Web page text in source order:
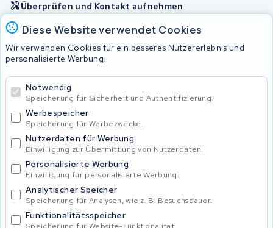
Diese Website verwendet Cookies
Wir verwenden Cookies für ein besseres Nutzererlebnis und
personalisierte Werbung.
Notwendig
Speicherung für Sicherheit und Authentifizierung.
Werbespeicher
Speicherung für Werbezwecke.
Nutzerdaten für Werbung
Einwilligung zur Übermittlung von Nutzerdaten.
Personalisierte Werbung
Einwilligung für personalisierte Werbung.
Analytischer Speicher
Speicherung für Analysen, wie z. B. Besuchsdauer.
Funktionalitätsspeicher
Speicherung für Website-Funktionalität.
Überprüfen und Kontakt aufnehmen
Allgemeine Geschäftsbedingungen
Privacy Policy